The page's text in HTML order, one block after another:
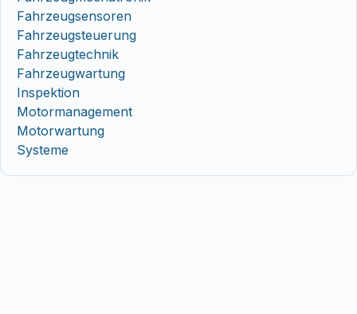
Fahrzeugsensoren
Fahrzeugsteuerung
Fahrzeugtechnik
Fahrzeugwartung
Inspektion
Motormanagement
Motorwartung
Systeme